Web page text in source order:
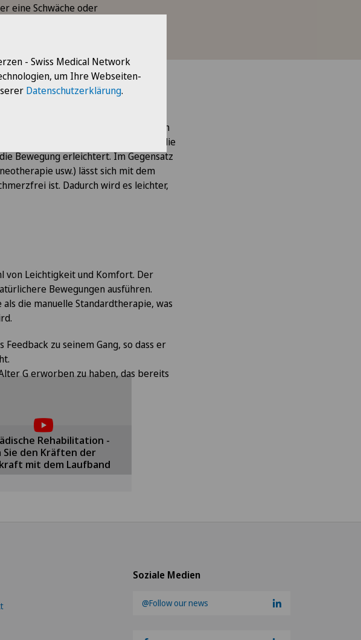
eine Schwäche oder
isoliert, das das Körpergewicht um
der Mikrogravitation gehen, was die
Bewegung erleichtert. Im Gegensatz
usw.) lässt sich mit dem
ist. Dadurch wird es leichter,
von Leichtigkeit und Komfort. Der
Bewegungen ausführen.
die manuelle Standardtherapie, was
zu seinem Gang, so dass er
G erworben zu haben, das bereits
diesen Inhalt
von Cookies
zustimmen.
aktivieren Sie die
Option in den
Cookie-Einstellungen.
Rehabilitation -
den Kräften der
mit dem Laufband
Soziale Medien
@Follow our news
- Swiss Medical Network
um Ihre Webseiten-
Datenschutzerklärung.